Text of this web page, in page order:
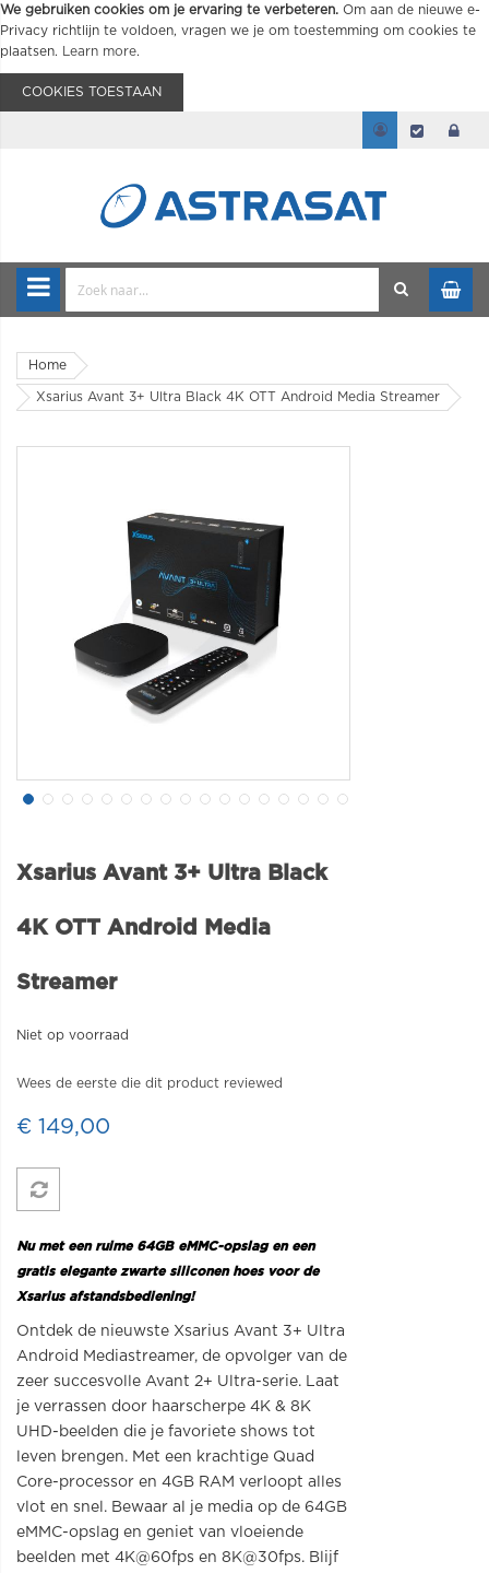
We gebruiken cookies om je ervaring te verbeteren. Om aan de nieuwe e-
Privacy richtlijn te voldoen, vragen we je om toestemming om cookies te
plaatsen.
Learn more.
COOKIES TOESTAAN
Home
Xsarius Avant 3+ Ultra Black 4K OTT Android Media Streamer
Xsarius Avant 3+ Ultra Black
4K OTT Android Media
Streamer
Niet op voorraad
Wees de eerste die dit product reviewed
€ 149,00
Nu met een ruime 64GB eMMC-opslag en een
gratis elegante zwarte siliconen hoes voor de
Xsarius afstandsbediening!
Ontdek de nieuwste Xsarius Avant 3+ Ultra
Android Mediastreamer, de opvolger van de
zeer succesvolle Avant 2+ Ultra-serie. Laat
je verrassen door haarscherpe 4K & 8K
UHD-beelden die je favoriete shows tot
leven brengen. Met een krachtige Quad
Core-processor en 4GB RAM verloopt alles
vlot en snel. Bewaar al je media op de 64GB
eMMC-opslag en geniet van vloeiende
beelden met 4K@60fps en 8K@30fps. Blijf